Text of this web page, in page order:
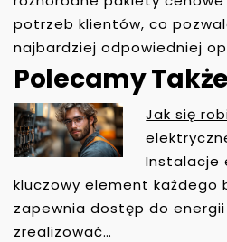
potrzeb klientów, co
najbardziej odpowiedniej
Polecamy Także
Jak się
Instalacje
kluczowy element każdego
zapewnia dostęp do
zrealizować…
N
A
W
I
G